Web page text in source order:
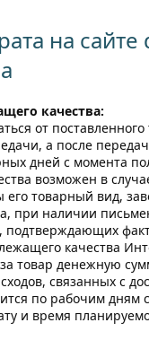
на сайте
качества:
от
а после
дней с момента
возможен в
товарный вид,
при наличии
подтверждающих
качества
товар денежную
связанных с
по рабочим дням
и время